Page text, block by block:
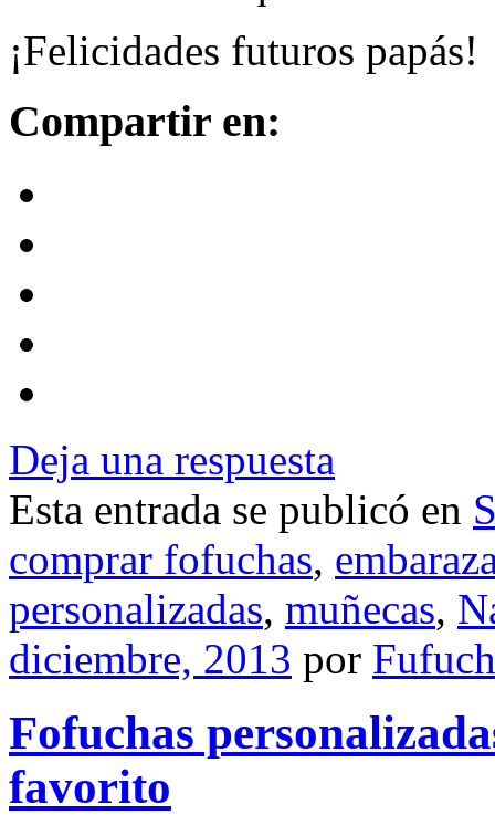
¡Felicidades futuros papás!
Compartir en:
Deja una respuesta
Esta entrada se publicó en
comprar fofuchas,
personalizadas, muñecas,
diciembre, 2013 por
Fofuchas
favorito